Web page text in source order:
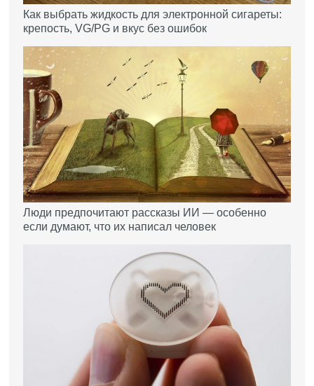
Как выбрать жидкость для электронной сигареты:
крепость, VG/PG и вкус без ошибок
Люди предпочитают рассказы ИИ — особенно
если думают, что их написал человек